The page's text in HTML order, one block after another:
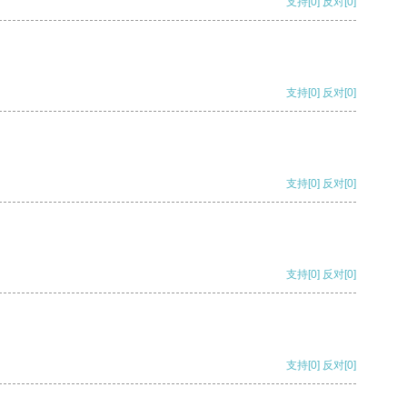
支持[0] 反对[0]
支持[0] 反对[0]
支持[0] 反对[0]
支持[0] 反对[0]